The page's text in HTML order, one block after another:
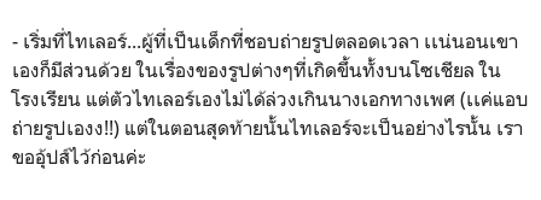
- เริ่มที่ไทเลอร์...ผู้ที่เป็นเด็กที่ชอบถ่ายรูปตลอดเวลา เเน่นอนเขา
เองก็มีส่วนด้วย ในเรื่องของรูปต่างๆที่เกิดขึ้นทั้งบนโซเชียล ใน
โรงเรียน แต่ตัวไทเลอร์เองไม่ได้ล่วงเกินนางเอกทางเพศ (เเค่แอบ
ถ่ายรูปเองง!!) แต่ในตอนสุดท้ายนั้นไทเลอร์จะเป็นอย่างไรนั้น เรา
ขออุ้ปส์ไว้ก่อนค่ะ